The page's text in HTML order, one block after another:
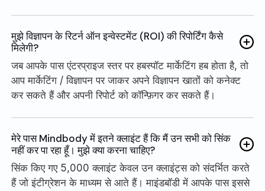
मुझे विज्ञापन के रिटर्न ऑन इन्वेस्टमेंट (ROI) की रिपोर्टिंग कैसे
मिलेगी?
जब आपके पास एंटरप्राइज स्तर पर हबस्पॉट मार्केटिंग हब होता है, तो
आप मार्केटिंग / विज्ञापन पर जाकर अपने विज्ञापन खातों को कनेक्ट
कर सकते हैं और अपनी रिपोर्ट को कॉन्फ़िगर कर सकते हैं।
मेरे पास Mindbody में इतने क्लाइंट हैं कि मैं उन सभी को सिंक
नहीं कर पा रहा हूँ। मुझे क्या करना चाहिए?
सिंक किए गए 5,000 क्लाइंट केवल उन क्लाइंट्स को संदर्भित करते
हैं जो इंटीग्रेशन के माध्यम से आते हैं। माइंडबॉडी में आपके पास इससे